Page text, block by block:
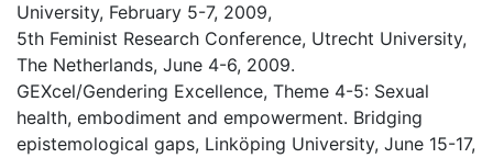
University, February 5-7, 2009,
5th Feminist Research Conference, Utrecht University,
The Netherlands, June 4-6, 2009.
GEXcel/Gendering Excellence, Theme 4-5: Sexual
health, embodiment and empowerment. Bridging
epistemological gaps, Linköping University, June 15-17,